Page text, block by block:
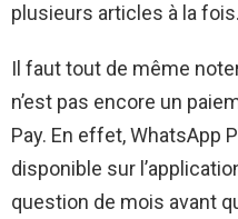
plusieurs articles à la fois.
Il faut tout de même
n’est pas encore un
Pay. En effet, WhatsApp
disponible sur
question de mois avant